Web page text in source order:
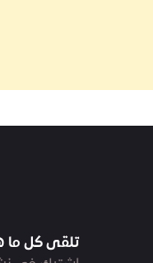
تلقى كل ما